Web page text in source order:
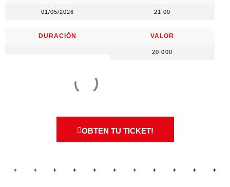
01/05/2026 21:00
DURACIÓN VALOR
20.000
OBTEN TU TICKET!